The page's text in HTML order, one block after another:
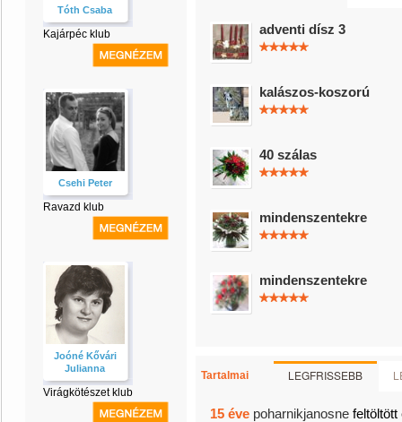
Tóth Csaba
Kajárpéc klub
Csehi Peter
Ravazd klub
Joóné Kővári
Julianna
Virágkötészet klub
adventi dísz 3
kalászos-koszorú
40 szálas
mindenszentekre
mindenszentekre
Tartalmai LEGFRISSEBB
15 éve poharnikjanosne